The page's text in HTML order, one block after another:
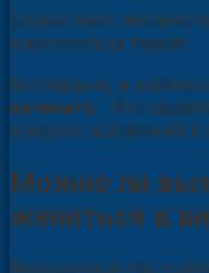
Существует
високосным годом:
Во-первых, в
начинать
. Это
покупок, вложений и
Можно ли
жениться в
Високосный год